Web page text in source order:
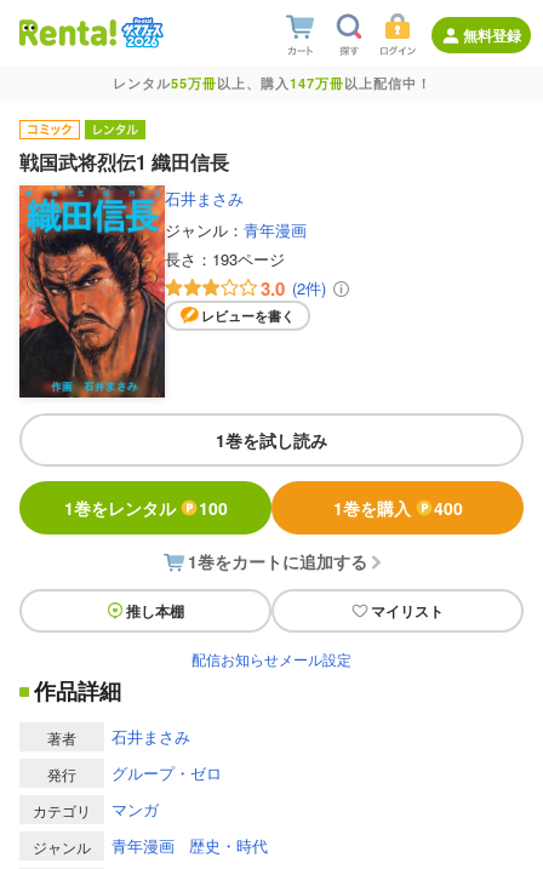
無料登録
レンタル55万冊以上、購入147万冊以上配信中！
戦国武将烈伝1 織田信長
石井まさみ
ジャンル： 青年漫画
長さ： 193ページ
3.0 (2件)
レビューを書く
1巻を試し読み
1巻をレンタル 100 1巻を購入 400
1巻をカートに追加する
推し本棚 マイリスト
配信お知らせメール設定
作品詳細
著者 石井まさみ
発行 グループ・ゼロ
カテゴリ マンガ
ジャンル 青年漫画 歴史・時代